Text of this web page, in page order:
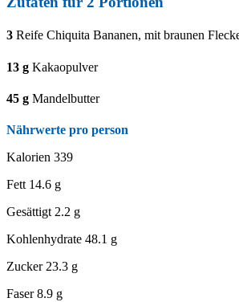
3 Reife Chiquita Bananen, mit braunen
13 g Kakaopulver
45 g Mandelbutter
Nährwerte pro person
Kalorien 339
Fett 14.6 g
Gesättigt 2.2 g
Kohlenhydrate 48.1 g
Zucker 23.3 g
Faser8.9 g